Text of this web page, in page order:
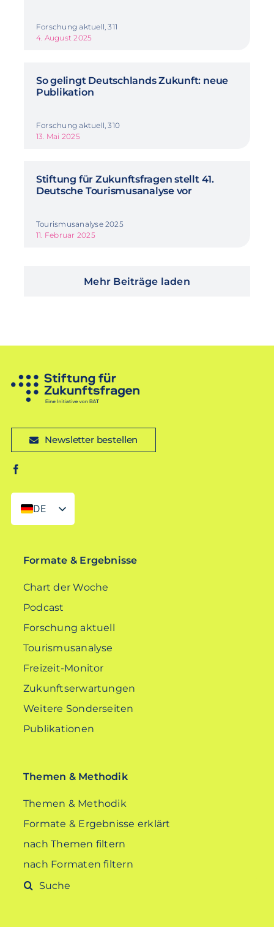
Forschung aktuell, 311
4. August 2025
So gelingt Deutschlands Zukunft: neue
Publikation
Forschung aktuell, 310
13. Mai 2025
Stiftung für Zukunftsfragen stellt 41.
Deutsche Tourismusanalyse vor
Tourismusanalyse 2025
11. Februar 2025
Mehr Beiträge laden
Newsletter bestellen
DE
EN
Formate & Ergebnisse
Chart der Woche
Podcast
Forschung aktuell
Tourismusanalyse
Freizeit-Monitor
Zukunftserwartungen
Weitere Sonderseiten
Publikationen
Themen & Methodik
Themen & Methodik
Formate & Ergebnisse erklärt
nach Themen filtern
nach Formaten filtern
Suche